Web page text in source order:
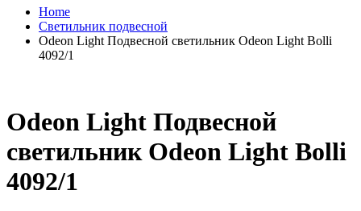
Home
Светильник подвесной
Odeon Light Подвесной светильник Odeon Light Bolli
4092/1
Odeon Light Подвесной
светильник Odeon Light Bolli
4092/1